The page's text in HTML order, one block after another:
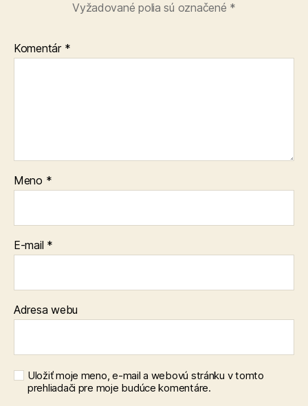
Vyžadované polia sú označené *
Komentár *
Meno *
E-mail *
Adresa webu
Uložiť moje meno, e-mail a webovú stránku v tomto
prehliadači pre moje budúce komentáre.